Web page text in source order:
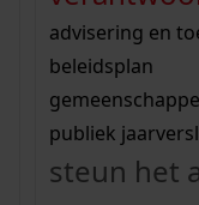
vergunningen
beeld en geluid
uitleg
Wij helpen u op
bekijk alle
Wij helpen u op
bekijk alle
bekijk ons
advisering en
beleidsplan
publiek
steun het
Mijn Studiezaal